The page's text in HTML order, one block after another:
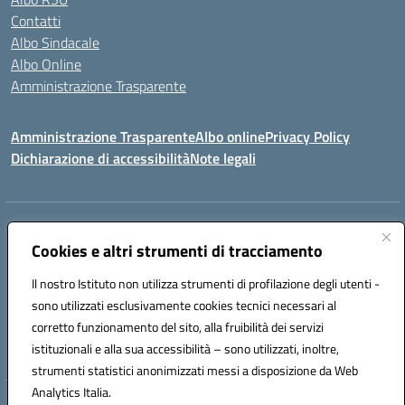
Cookies e altri strumenti di tracciamento
Il nostro Istituto non utilizza strumenti di profilazione degli utenti -
sono utilizzati esclusivamente cookies tecnici necessari al
corretto funzionamento del sito, alla fruibilità dei servizi
istituzionali e alla sua accessibilità – sono utilizzati, inoltre,
strumenti statistici anonimizzati messi a disposizione da Web
Analytics Italia.
Contatti
Albo Sindacale
Albo Online
Amministrazione Trasparente
Amministrazione TrasparenteAlbo onlinePrivacy Policy
Dichiarazione di accessibilitàNote legali
Centralino:
Posta elettronica certificata (PEC):tpis02200a@pec.istruzione.it
Codice fiscale: 93066580817
Codice meccanografico:TPIS02200A
VIA CESARÒ, 36 - 91016 ERICE - CASA SANTA (TP)
Telefono: 0923569559